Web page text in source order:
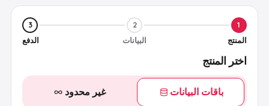
1
المنتج
2
البيانات
3
الدفع
اختر المنتج
باقات البيانات غير محدود